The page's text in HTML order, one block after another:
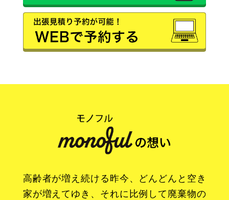
高齢者が増え続ける昨今、どんどんと空き
家が増えてゆき、それに比例して廃棄物の